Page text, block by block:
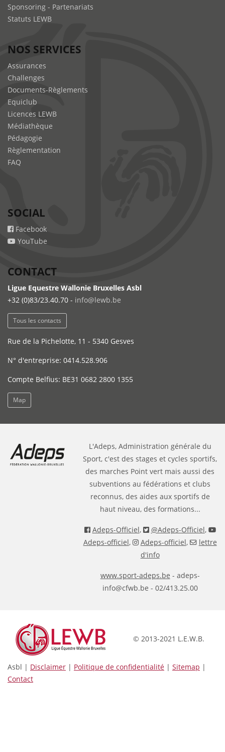
Sponsoring - Partenariats
Statuts LEWB
NOS SERVICES
Assurances
Challenges
Documents-Règlements
Equiclub
Licences LEWB
Médiathèque
Pédagogie
Règlementation
FAQ
SOCIAL
Facebook
YouTube
CONTACT
Ligue Equestre Wallonie Bruxelles Asbl
+32 (0)83/23.40.70 - info@lewb.be
Tous les contacts
Rue de la Pichelotte, 11 - 5340 Gesves
N° d'entreprise: 0414.528.906
Compte Belfius: BE31 0682 2800 1355
Map
L'Adeps, Administration générale du
Sport, c'est des stages et cycles sportifs,
des marches Point vert mais aussi des
subventions au fédérations et clubs
reconnus, des aides aux sportifs de
haut niveau, des formations...
Adeps-Officiel, @Adeps-Officiel,
Adeps-officiel, Adeps-officiel,
lettre
d'info
www.sport-adeps.be - adeps-
info@cfwb.be - 02/413.25.00
© 2013-2021 L.E.W.B.
Asbl | Disclaimer | Politique de confidentialité | Sitemap |
Contact